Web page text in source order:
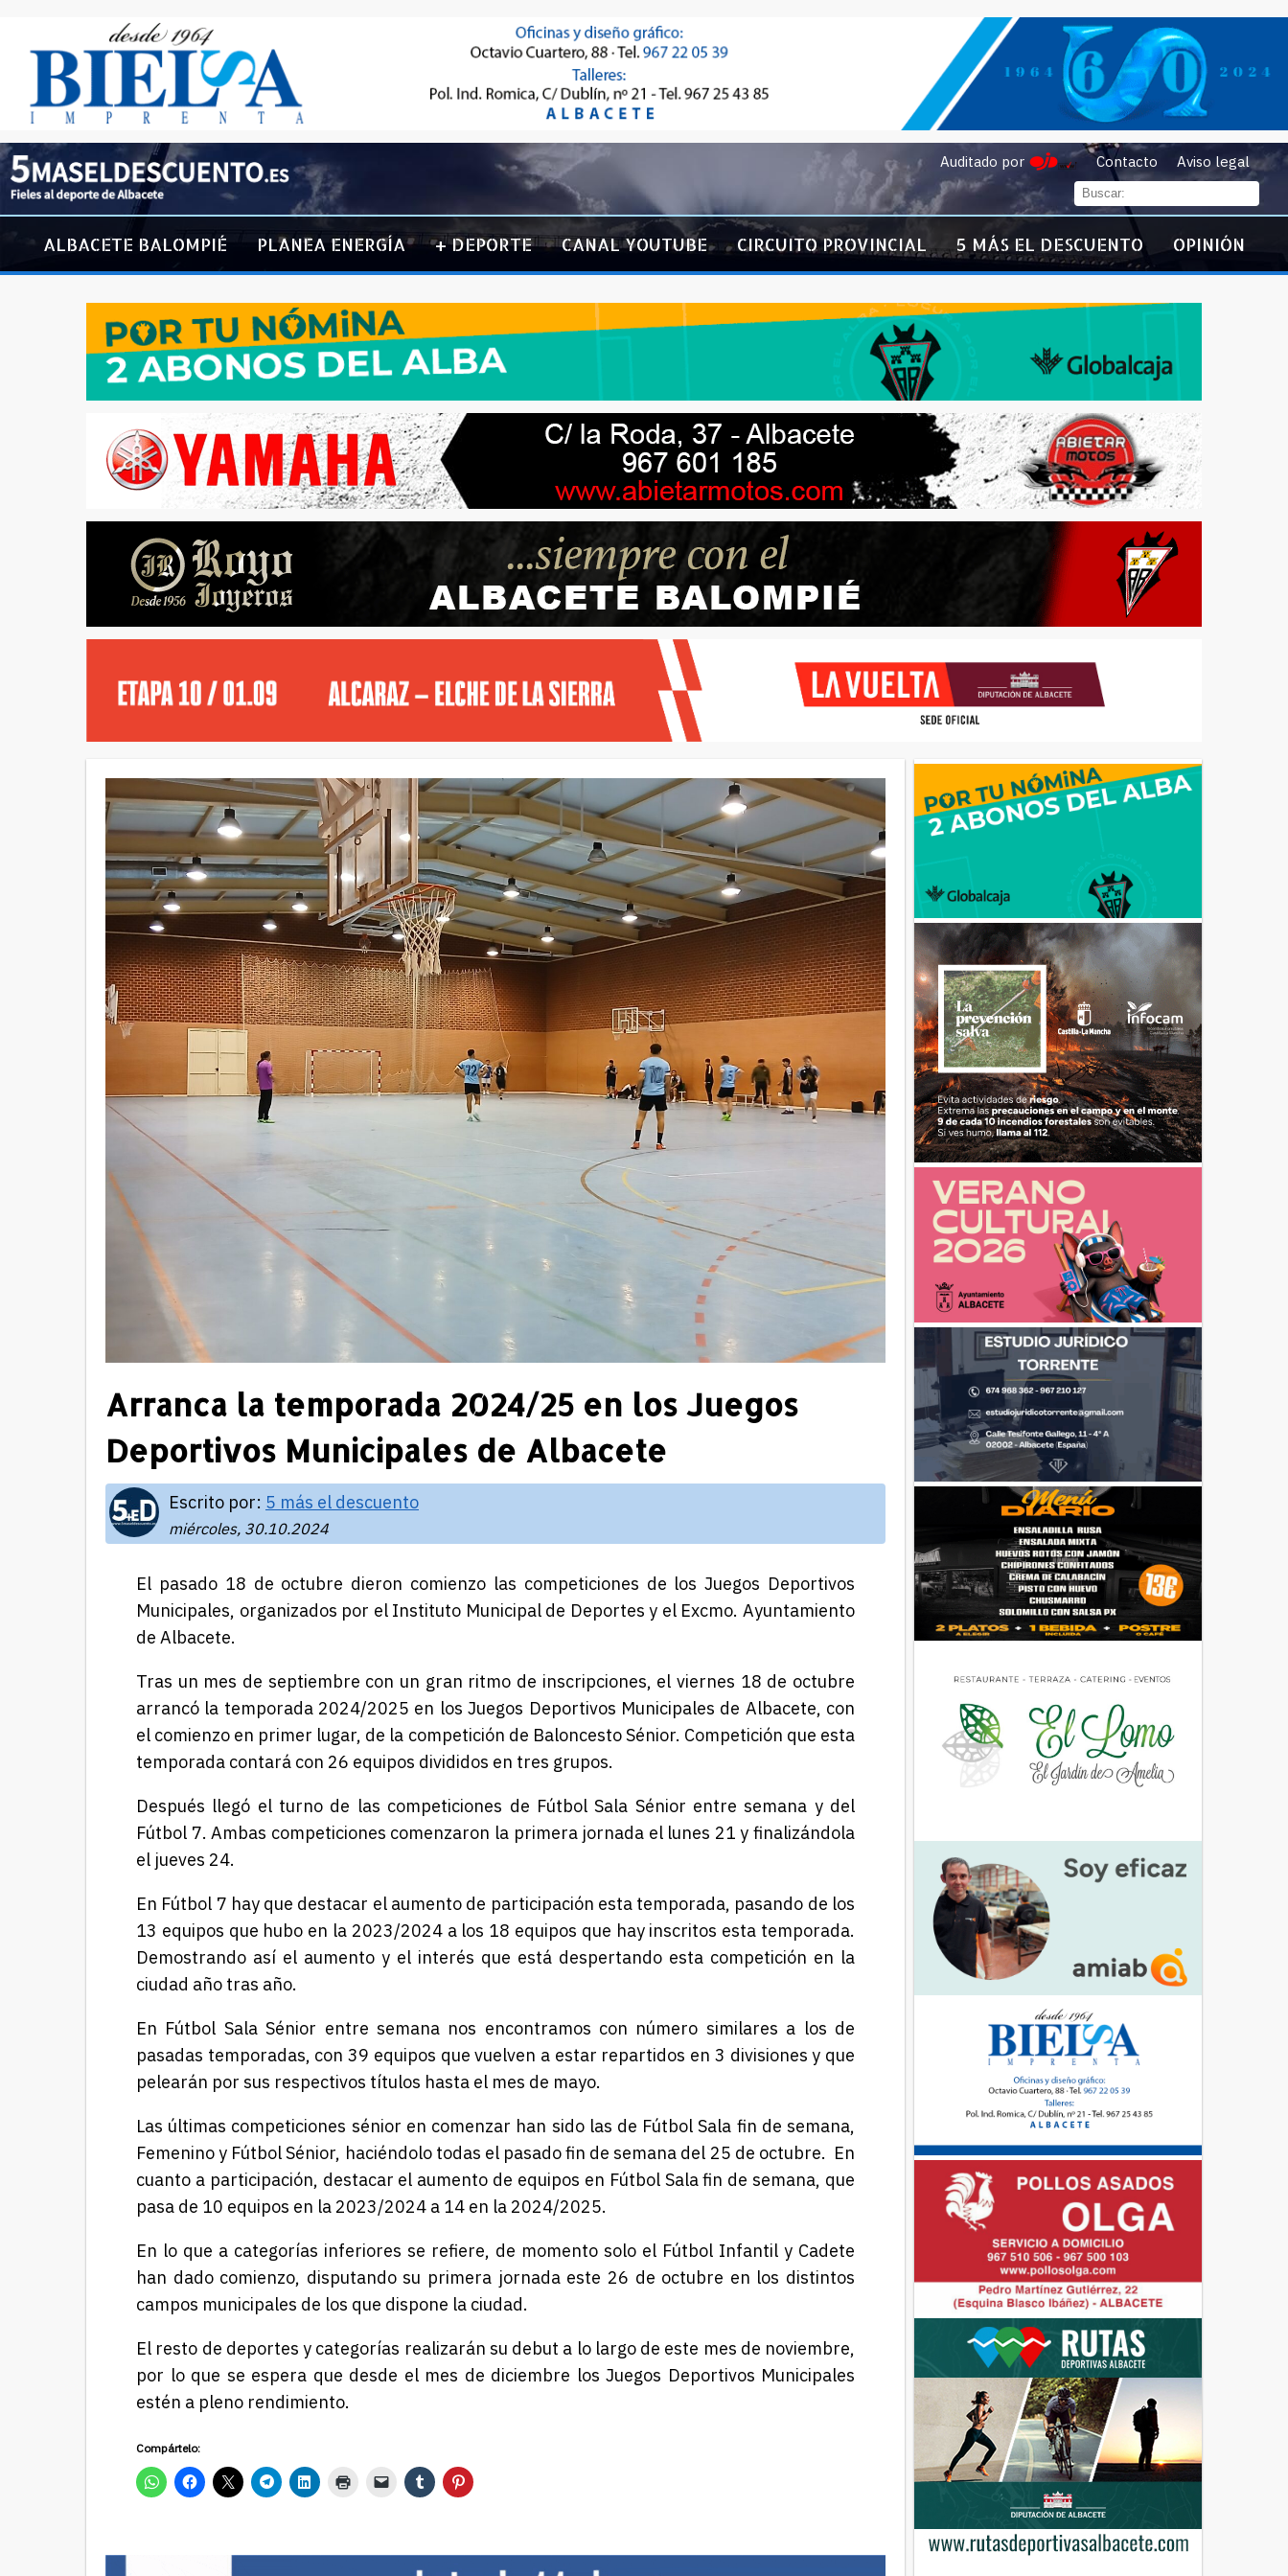
Auditado por Contacto Aviso legal
ALBACETE BALOMPIÉ PLANEA ENERGÍA + DEPORTE CANAL YOUTUBE CIRCUITO PROVINCIAL 5 MÁS EL DESCUENTO OPINIÓN
Arranca la temporada 2024/25 en los Juegos
Deportivos Municipales de Albacete
Escrito por: 5 más el descuento
miércoles, 30.10.2024
El pasado 18 de octubre dieron comienzo las competiciones de los Juegos Deportivos
Municipales, organizados por el Instituto Municipal de Deportes y el Excmo. Ayuntamiento
de Albacete.
Tras un mes de septiembre con un gran ritmo de inscripciones, el viernes 18 de octubre
arrancó la temporada 2024/2025 en los Juegos Deportivos Municipales de Albacete, con
el comienzo en primer lugar, de la competición de Baloncesto Sénior. Competición que esta
temporada contará con 26 equipos divididos en tres grupos.
Después llegó el turno de las competiciones de Fútbol Sala Sénior entre semana y del
Fútbol 7. Ambas competiciones comenzaron la primera jornada el lunes 21 y finalizándola
el jueves 24.
En Fútbol 7 hay que destacar el aumento de participación esta temporada, pasando de los
13 equipos que hubo en la 2023/2024 a los 18 equipos que hay inscritos esta temporada.
Demostrando así el aumento y el interés que está despertando esta competición en la
ciudad año tras año.
En Fútbol Sala Sénior entre semana nos encontramos con número similares a los de
pasadas temporadas, con 39 equipos que vuelven a estar repartidos en 3 divisiones y que
pelearán por sus respectivos títulos hasta el mes de mayo.
Las últimas competiciones sénior en comenzar han sido las de Fútbol Sala fin de semana,
Femenino y Fútbol Sénior, haciéndolo todas el pasado fin de semana del 25 de octubre. En
cuanto a participación, destacar el aumento de equipos en Fútbol Sala fin de semana, que
pasa de 10 equipos en la 2023/2024 a 14 en la 2024/2025.
En lo que a categorías inferiores se refiere, de momento solo el Fútbol Infantil y Cadete
han dado comienzo, disputando su primera jornada este 26 de octubre en los distintos
campos municipales de los que dispone la ciudad.
El resto de deportes y categorías realizarán su debut a lo largo de este mes de noviembre,
por lo que se espera que desde el mes de diciembre los Juegos Deportivos Municipales
estén a pleno rendimiento.
Compártelo: